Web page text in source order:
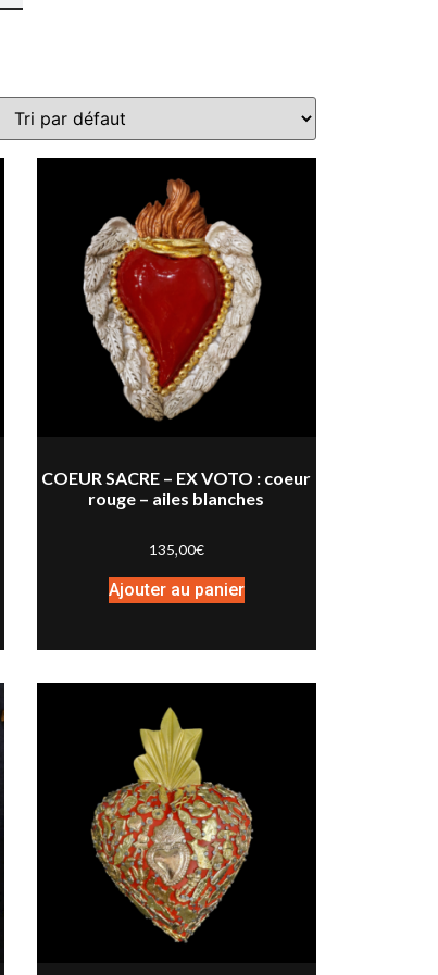
COEUR SACRE – EX VOTO : coeur
rouge – ailes blanches
135,00€
Ajouter au panier